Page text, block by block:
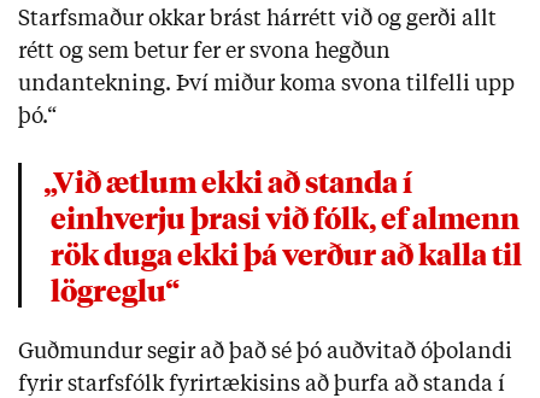
Starfsmaður okkar brást hárrétt við og gerði allt
rétt og sem betur fer er svona hegðun
undantekning. Því miður koma svona tilfelli upp
þó.“
„Við ætlum ekki að standa í
einhverju þrasi við fólk, ef almenn
rök duga ekki þá verður að kalla til
lögreglu“
Guðmundur segir að það sé þó auðvitað óþolandi
fyrir starfsfólk fyrirtækisins að þurfa að standa í